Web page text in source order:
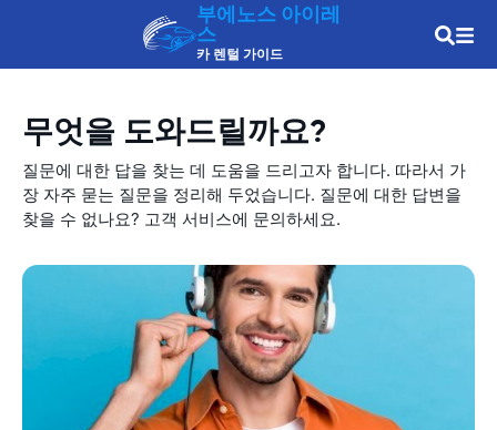
부에노스 아이레
스
카 렌털 가이드
무엇을 도와드릴까요?
질문에 대한 답을 찾는 데 도움을 드리고자 합니다. 따라서 가
장 자주 묻는 질문을 정리해 두었습니다. 질문에 대한 답변을
찾을 수 없나요? 고객 서비스에 문의하세요.